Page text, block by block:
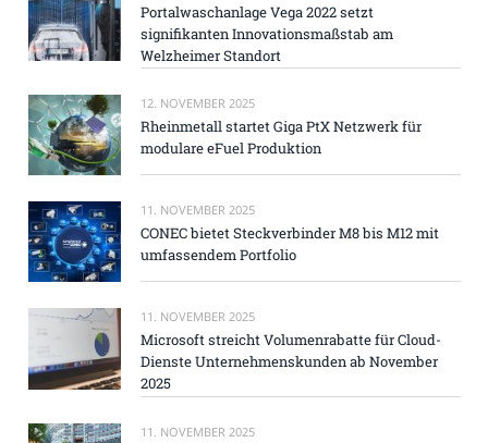
Portalwaschanlage Vega 2022 setzt
signifikanten Innovationsmaßstab am
Welzheimer Standort
12. NOVEMBER 2025
Rheinmetall startet Giga PtX Netzwerk für
modulare eFuel Produktion
11. NOVEMBER 2025
CONEC bietet Steckverbinder M8 bis M12 mit
umfassendem Portfolio
11. NOVEMBER 2025
Microsoft streicht Volumenrabatte für Cloud-
Dienste Unternehmenskunden ab November
2025
11. NOVEMBER 2025